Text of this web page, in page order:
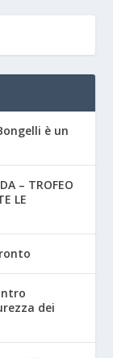
è un
– TROFEO
LE
dei